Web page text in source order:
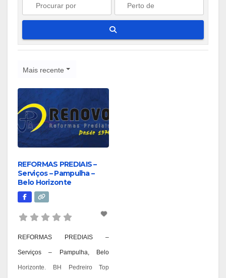
Mais recente
REFORMAS PREDIAIS –
Serviços – Pampulha –
Belo Horizonte
REFORMAS PREDIAIS –
Serviços – Pampulha, Belo
Horizonte. BH Pedreiro Top